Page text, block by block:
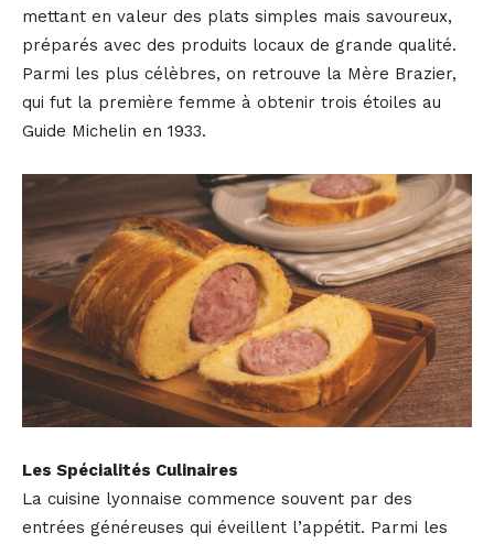
mettant en valeur des plats simples mais savoureux,
préparés avec des produits locaux de grande qualité.
Parmi les plus célèbres, on retrouve la Mère Brazier,
qui fut la première femme à obtenir trois étoiles au
Guide Michelin en 1933.
Les Spécialités Culinaires
La cuisine lyonnaise commence souvent par des
entrées généreuses qui éveillent l’appétit. Parmi les